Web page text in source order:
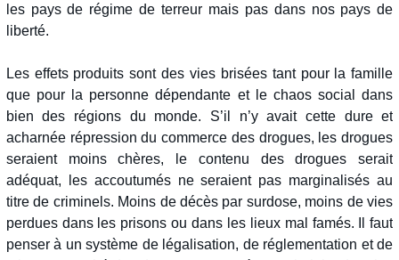
les pays de régime de terreur mais pas dans nos pays de
liberté.
Les effets produits sont des vies brisées tant pour la famille
que pour la personne dépendante et le chaos social dans
bien des régions du monde. S’il n’y avait cette dure et
acharnée répression du commerce des drogues, les drogues
seraient moins chères, le contenu des drogues serait
adéquat, les accoutumés ne seraient pas marginalisés au
titre de criminels. Moins de décès par surdose, moins de vies
perdues dans les prisons ou dans les lieux mal famés. Il faut
penser à un système de légalisation, de réglementation et de